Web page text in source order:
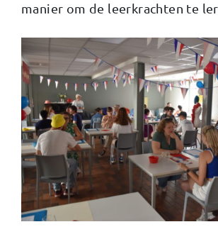
manier om de leerkrachten te